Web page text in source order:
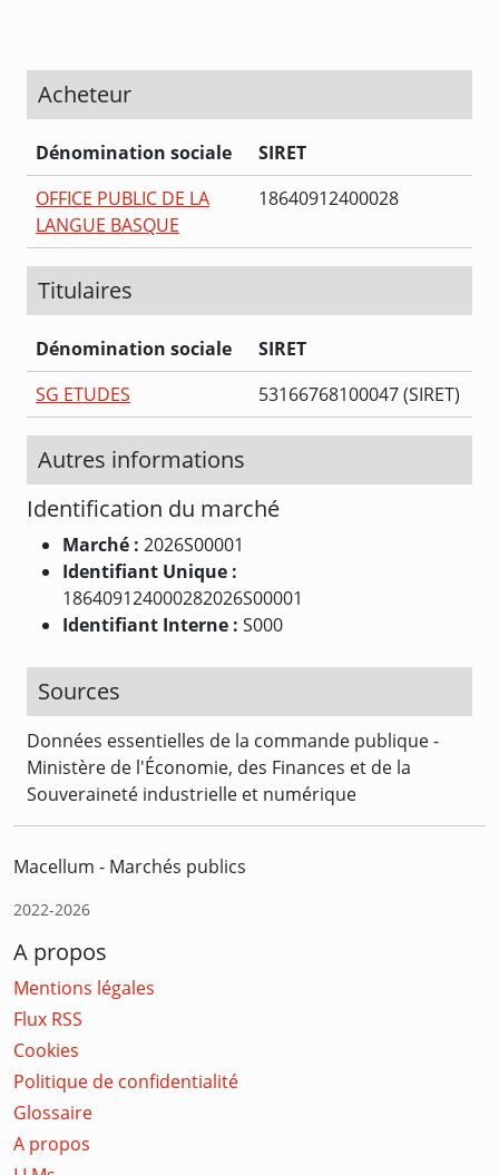
Acheteur
Dénomination sociale
SIRET
OFFICE PUBLIC DE LA
LANGUE BASQUE
18640912400028
Titulaires
Dénomination sociale
SIRET
SG ETUDES
53166768100047 (SIRET)
Autres informations
Identification du marché
Marché : 2026S00001
Identifiant Unique :
186409124000282026S00001
Identifiant Interne : S000
Sources
Données essentielles de la commande publique -
Ministère de l'Économie, des Finances et de la
Souveraineté industrielle et numérique
Macellum - Marchés publics
2022-2026
A propos
Mentions légales
Flux RSS
Cookies
Politique de confidentialité
Glossaire
A propos